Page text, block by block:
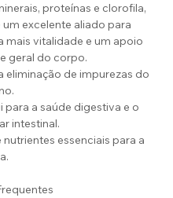
proteínas e clorofila,
um excelente aliado para
mais vitalidade e um apoio
geral do corpo.
eliminação de impurezas do
para a saúde digestiva e o
intestinal.
nutrientes essenciais para a